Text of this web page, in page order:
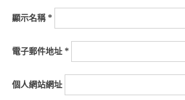
顯示名稱*
電子郵件地址 *
個人網站網址